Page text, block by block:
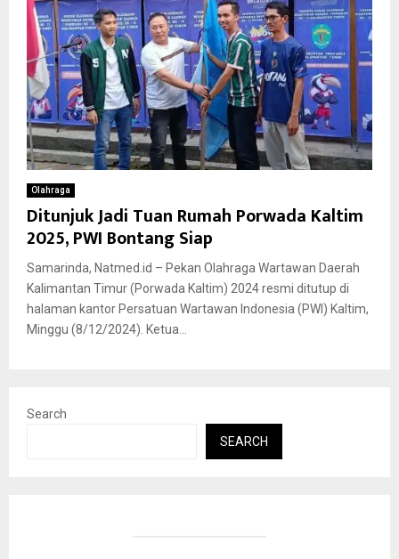
Olahraga
Ditunjuk Jadi Tuan Rumah Porwada Kaltim
2025, PWI Bontang Siap
Samarinda, Natmed.id – Pekan Olahraga Wartawan Daerah
Kalimantan Timur (Porwada Kaltim) 2024 resmi ditutup di
halaman kantor Persatuan Wartawan Indonesia (PWI) Kaltim,
Minggu (8/12/2024). Ketua...
Search
SEARCH